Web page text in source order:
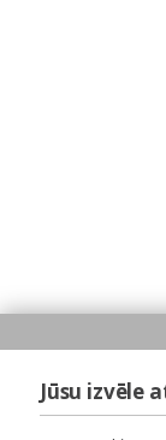
Jūsu izvēle